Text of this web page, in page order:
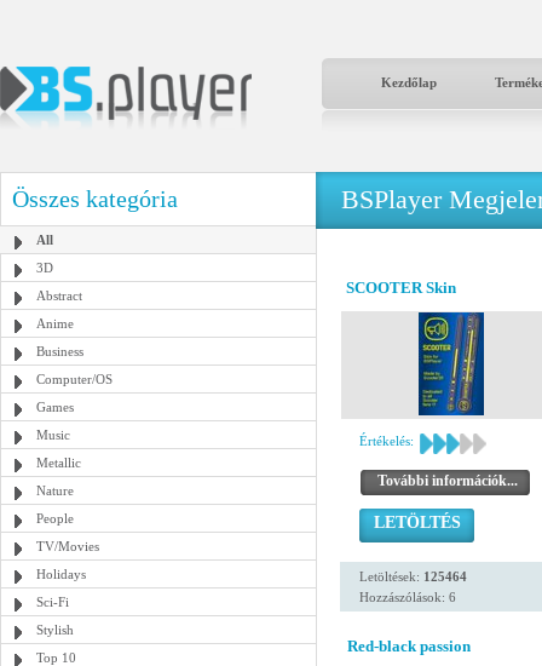
Kezdőlap
Összes kategória
All
3D
Abstract
Anime
Business
Computer/OS
Games
Music
Metallic
Nature
People
TV/Movies
Holidays
Sci-Fi
Stylish
Top 10
BSPlayer
SCOOTER Skin
Értékelés:
További információk...
LETÖLTÉS
Letöltések: 125464
Hozzászólások: 6
Red-black passion